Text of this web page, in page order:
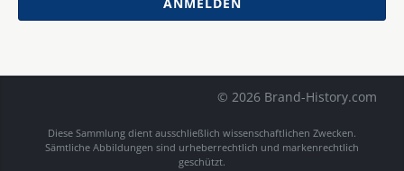
© 2026 Brand-History.com
Diese Sammlung dient ausschließlich wissenschaftlichen Zwecken.
Sämtliche Abbildungen sind urheberrechtlich und markenrechtlich
geschützt.